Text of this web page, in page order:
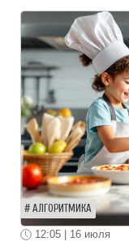
АЛГОРИТМИКА
12:05 | 16 июля